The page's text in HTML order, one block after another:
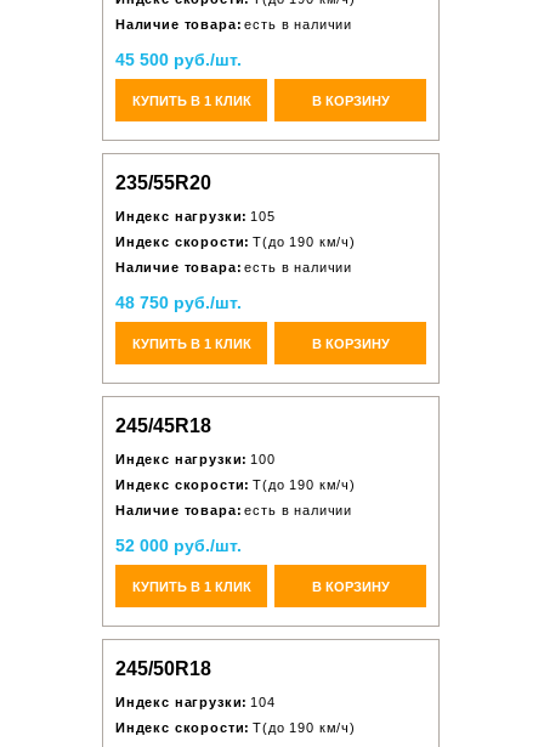
Наличие товара: есть в наличии
45 500 руб./шт.
КУПИТЬ В 1 КЛИК В КОРЗИНУ
235/55R20
Индекс нагрузки: 105
Индекс скорости: T(до 190 км/ч)
Наличие товара: есть в наличии
48 750 руб./шт.
КУПИТЬ В 1 КЛИК В КОРЗИНУ
245/45R18
Индекс нагрузки: 100
Индекс скорости: T(до 190 км/ч)
Наличие товара: есть в наличии
52 000 руб./шт.
КУПИТЬ В 1 КЛИК В КОРЗИНУ
245/50R18
Индекс нагрузки: 104
Индекс скорости: T(до 190 км/ч)